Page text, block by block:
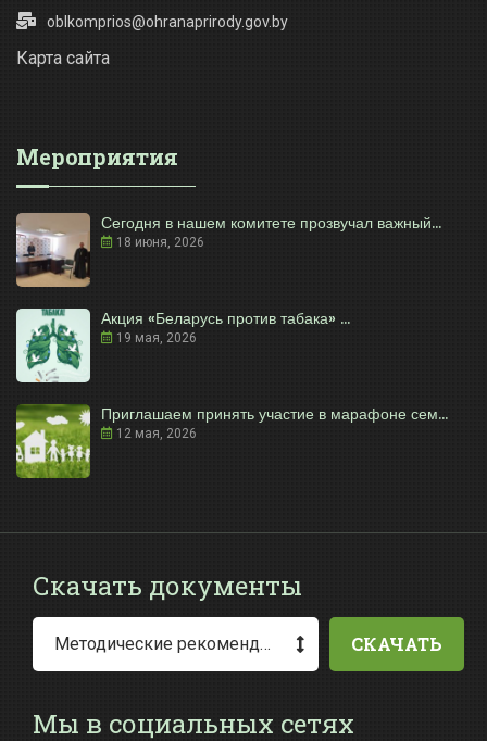
oblkomprios@ohranaprirody.gov.by
Карта сайта
Мероприятия
Сегодня в нашем комитете прозвучал важный...
18 июня, 2026
Акция «Беларусь против табака» ...
19 мая, 2026
Приглашаем принять участие в марафоне сем...
12 мая, 2026
Скачать документы
Методические рекомендации по заполнению заявления о выдаче разрешения на специальное водопользование СКАЧАТЬ
Мы в социальных сетях